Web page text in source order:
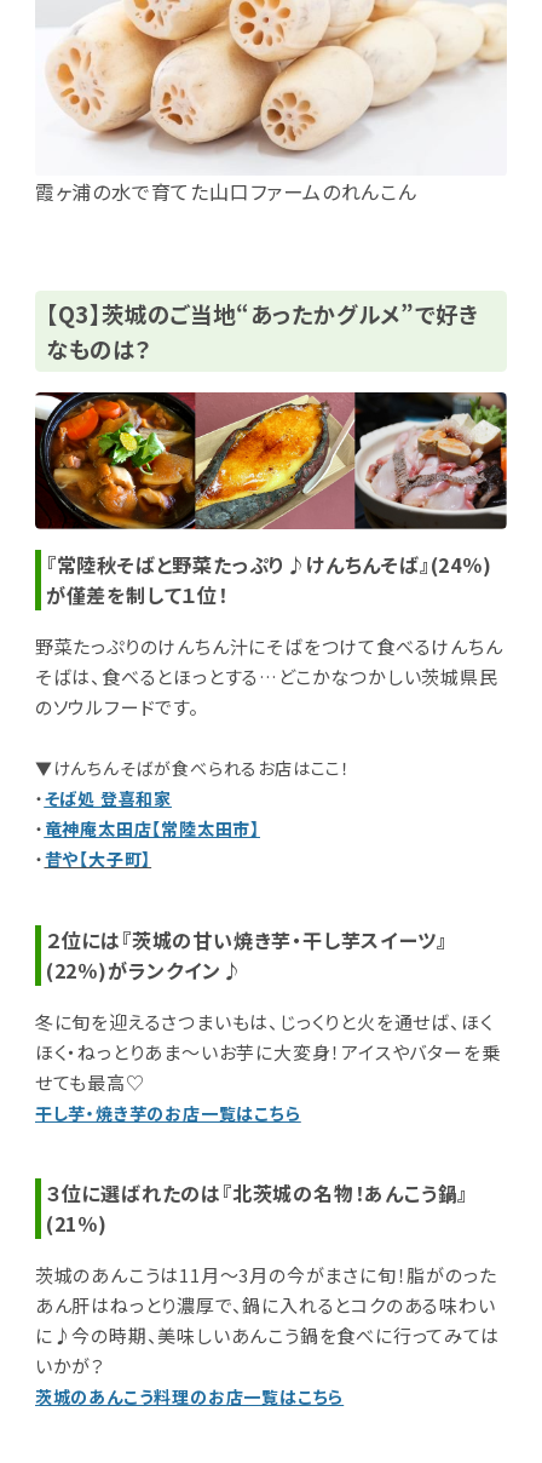
霞ヶ浦の水で育てた山口ファームのれんこん
【Q3】茨城のご当地“あったかグルメ”で好き
なものは？
『常陸秋そばと野菜たっぷり♪けんちんそば』(24％)
が僅差を制して１位！
野菜たっぷりのけんちん汁にそばをつけて食べるけんちん
そばは、食べるとほっとする…どこかなつかしい茨城県民
のソウルフードです。
▼けんちんそばが食べられるお店はここ！
・そば処 登喜和家
・ 竜神庵太田店【常陸太田市】
・昔や【大子町】
２位には『茨城の甘い焼き芋・干し芋スイーツ』
(22％)がランクイン♪
冬に旬を迎えるさつまいもは、じっくりと火を通せば、ほく
ほく・ねっとりあま～いお芋に大変身！アイスやバターを乗
せても最高♡
干し芋・焼き芋のお店一覧はこちら
３位に選ばれたのは『北茨城の名物！あんこう鍋』
(21％)
茨城のあんこうは11月～3月の今がまさに旬！脂がのった
あん肝はねっとり濃厚で、鍋に入れるとコクのある味わい
に♪今の時期、美味しいあんこう鍋を食べに行ってみては
いかが？
茨城のあんこう料理のお店一覧はこちら